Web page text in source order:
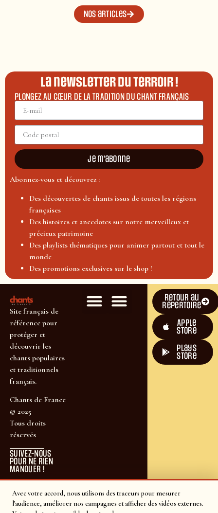
Avec votre accord, nous utilisons des traceurs pour mesurer
l'audience, améliorer nos campagnes et afficher des vidéos externes.
Nos articles
La newsletter du terroir !
PLONGEZ AU CŒUR DE LA TRADITION DU CHANT FRANÇAIS
Je m'abonne
Abonnez-vous et découvrez :
Des découvertes de chants issus de toutes les régions
françaises
Des histoires et anecdotes sur notre merveilleux et
précieux patrimoine
Des playlists thématiques pour animer partout et tout le
monde
Des promotions exclusives sur le shop !
Site français de
référence pour
protéger et
découvrir les
chants populaires
et traditionnels
français.
Chants de France
© 2025
Tous droits
réservés
SUIVEZ-NOUS
POUR NE RIEN
MANQUER !
Retour au
répertoire
Apple
Store
plays
store